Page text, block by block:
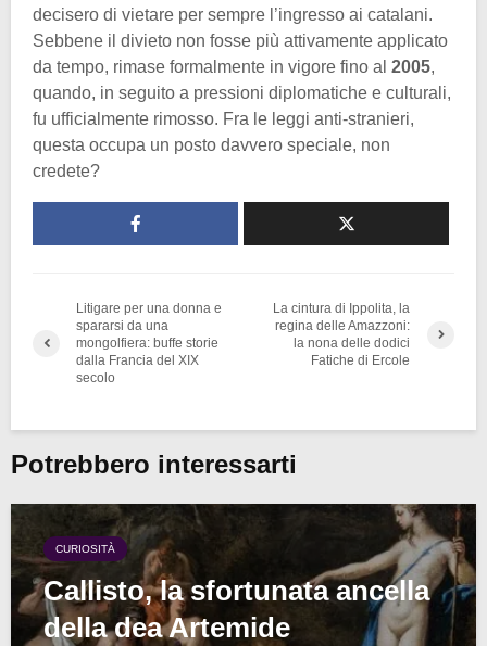
decisero di vietare per sempre l’ingresso ai catalani.
Sebbene il divieto non fosse più attivamente applicato
da tempo, rimase formalmente in vigore fino al 2005,
quando, in seguito a pressioni diplomatiche e culturali,
fu ufficialmente rimosso. Fra le leggi anti-stranieri,
questa occupa un posto davvero speciale, non
credete?
Litigare per una donna e
spararsi da una
mongolfiera: buffe storie
dalla Francia del XIX
secolo
La cintura di Ippolita, la
regina delle Amazzoni:
la nona delle dodici
Fatiche di Ercole
Potrebbero interessarti
CURIOSITÀ
Callisto, la sfortunata ancella
della dea Artemide